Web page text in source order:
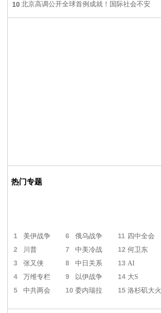
10 北京高调公开全球首例成就！国际社会不安
热门专题
1 美伊战争 6 俄乌战争 11 四中全会
2 川普 7 中美冷战 12 何卫东
3 张又侠 8 中日关系 13 AI
4 万维专栏 9 以伊战争 14 大S
5 中共两会 10 委内瑞拉 15 洛杉矶大火